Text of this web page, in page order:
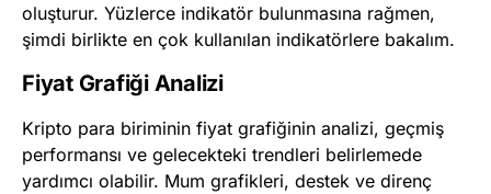
oluşturur. Yüzlerce indikatör bulunmasına rağmen,
şimdi birlikte en çok kullanılan indikatörlere bakalım.
Fiyat Grafiği Analizi
Kripto para biriminin fiyat grafiğinin analizi, geçmiş
performansı ve gelecekteki trendleri belirlemede
yardımcı olabilir. Mum grafikleri, destek ve direnç